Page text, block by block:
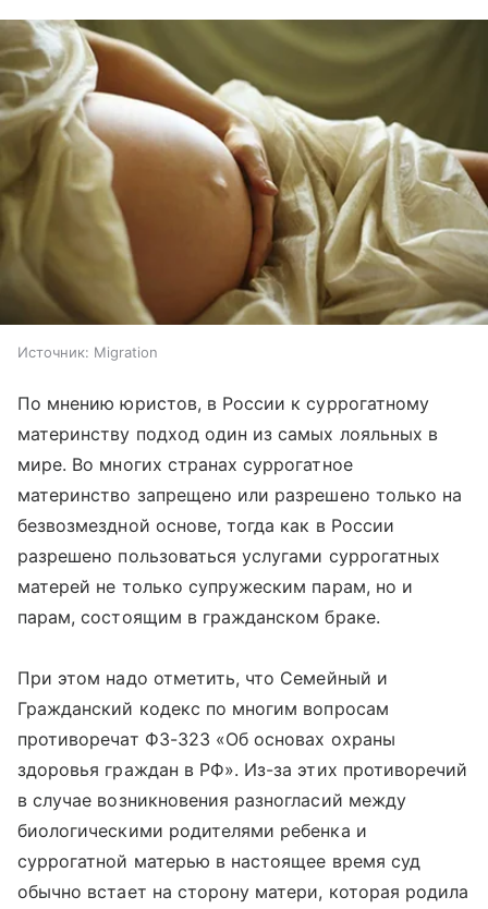
Источник: Migration
По мнению юристов, в России к суррогатному
материнству подход один из самых лояльных в
мире. Во многих странах суррогатное
материнство запрещено или разрешено только на
безвозмездной основе, тогда как в России
разрешено пользоваться услугами суррогатных
матерей не только супружеским парам, но и
парам, состоящим в гражданском браке.
При этом надо отметить, что Семейный и
Гражданский кодекс по многим вопросам
противоречат ФЗ-323 «Об основах охраны
здоровья граждан в РФ». Из-за этих противоречий
в случае возникновения разногласий между
биологическими родителями ребенка и
суррогатной матерью в настоящее время суд
обычно встает на сторону матери, которая родила